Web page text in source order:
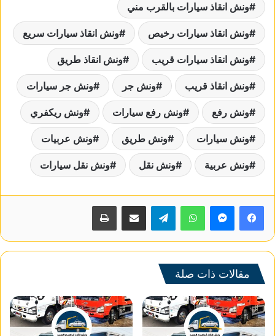
ونش انقاذ سيارات بالقرب مني
ونش انقاذ سيارات رخيص ونش انقاذ سيارات سريع
ونش انقاذ سيارات قريب ونش انقاذ طريق
ونش انقاذ قريب ونش جر ونش جر سيارات
ونش رفع ونش رفع سيارات ونش ريكفري
ونش سيارات ونش طريق ونش عربيات
ونش عربية ونش نقل ونش نقل سيارات
واتساب
مقالات ذات صلة